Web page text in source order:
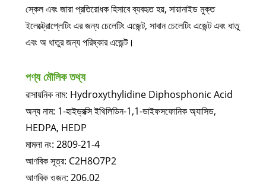
স্কেল এবং জারা প্রতিরোধক হিসাবে ব্যবহৃত হয়, সায়ানাইড মুক্ত
ইলেক্ট্রোপ্লেটিং এর জন্য চেলেটিং এজেন্ট, সাবান চেলেটিং এজেন্ট এবং ধাতু
এবং অ ধাতুর জন্য পরিষ্কার এজেন্ট।
পণ্য মৌলিক তথ্য
রাসায়নিক নাম: Hydroxythylidine Diphosphonic Acid
অন্য নাম: 1-হাইড্রক্সি ইথিলিডিন-1,1-ডাইফসফোনিক অ্যাসিড,
HEDPA, HEDP
মামলা নং: 2809-21-4
আণবিক সূত্র: C2H8O7P2
আণবিক ওজন: 206.02